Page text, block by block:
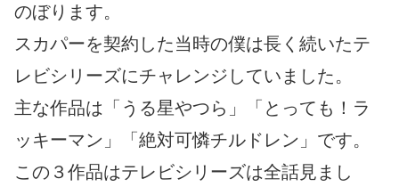
のぼります。
スカパーを契約した当時の僕は長く続いたテ
レビシリーズにチャレンジしていました。
主な作品は「うる星やつら」「とっても！ラ
ッキーマン」「絶対可憐チルドレン」です。
この３作品はテレビシリーズは全話見まし